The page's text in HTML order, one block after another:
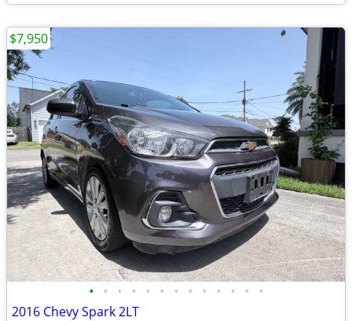
• • • • • • • • • • • • •
2016 Chevy Spark 2LT
$7,950